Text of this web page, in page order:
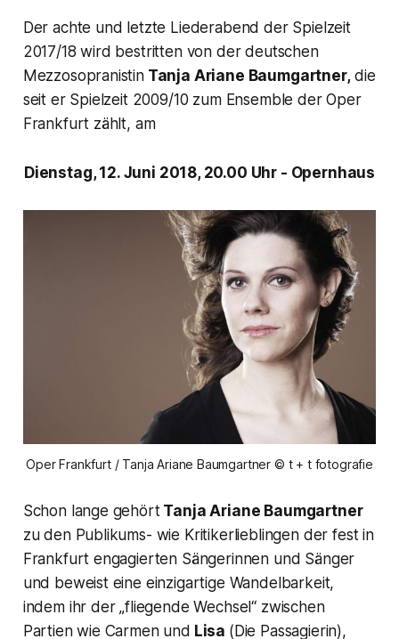
Der achte und letzte Liederabend der Spielzeit
2017/18 wird bestritten von der deutschen
MezzosopranistinTanja Ariane Baumgartner,die
seit er Spielzeit 2009/10 zum Ensemble der Oper
Frankfurt zählt, am
Dienstag, 12. Juni 2018, 20.00 Uhr - Opernhaus
Oper Frankfurt / Tanja Ariane Baumgartner © t + t fotografie
Schon lange gehörtTanja Ariane Baumgartner
zu den Publikums- wie Kritikerlieblingen der fest in
Frankfurt engagierten Sängerinnen und Sänger
und beweist eine einzigartige Wandelbarkeit,
indem ihr der „fliegende Wechsel“ zwischen
Partien wie Carmen und Lisa (Die Passagierin),